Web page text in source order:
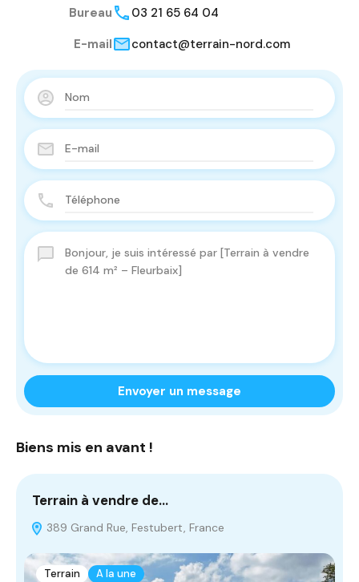
Bureau
03 21 65 64 04
E-mail
contact@terrain-nord.com
Envoyer un message
Biens mis en avant !
Terrain à vendre de…
389 Grand Rue, Festubert, France
Terrain A la une